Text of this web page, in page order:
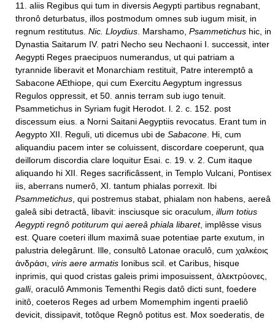
11. aliis Regibus qui tum in diversis Aegypti partibus regnabant,
thronô deturbatus, illos postmodum omnes sub iugum misit, in
regnum restitutus. Nic. Lloydius . Marshamo, Psammetichus hic, in
Dynastia Saitarum IV. patri Necho seu Nechaoni I. successit, inter
Aegypti Reges praecipuos numerandus, ut qui patriam a
tyrannide liberavit et Monarchiam restituit, Patre interemptô a
Sabacone AEthiope, qui cum Exercitu Aegyptum ingressus
Regulos oppressit, et 50. annis terram sub iugo tenuit.
Psammetichus in Syriam fugit Herodot. l. 2. c. 152. post
discessum eius. a Norni Saitani Aegyptiis revocatus. Erant tum in
Aegypto XII. Reguli, uti dicemus ubi de Sabacone . Hi, cum
aliquandiu pacem inter se coluissent, discordare coeperunt, qua
deillorum discordia clare loquitur Esai. c. 19. v. 2. Cum itaque
aliquando hi XII. Reges sacrificâssent, in Templo Vulcani, Pontisex
iis, aberrans numerô, XI. tantum phialas porrexit. Ibi
Psammetichus , qui postremus stabat, phialam non habens, aereâ
galeâ sibi detractâ, libavit: insciusque sic oraculum, illum totius
Aegypti regnô potiturum qui aereâ phiala libaret, implêsse visus
est. Quare coeteri illum maximâ suae potentiae parte exutum, in
palustria delegârunt. Ille, consultô Latonae oraculô, cum χαλκέοις
ἀνδράσι, viris aere armatis Ionibus scil. et Caribus, hisque
inprimis, qui quod cristas galeis primi imposuissent, ἀλεκτρύονες,
galli, oraculô Ammonis Tementhi Regis datô dicti sunt, foedere
initô, coeteros Reges ad urbem Momemphim ingenti praeliô
devicit, dissipavit, totôque Regnô potitus est. Mox soederatis, de